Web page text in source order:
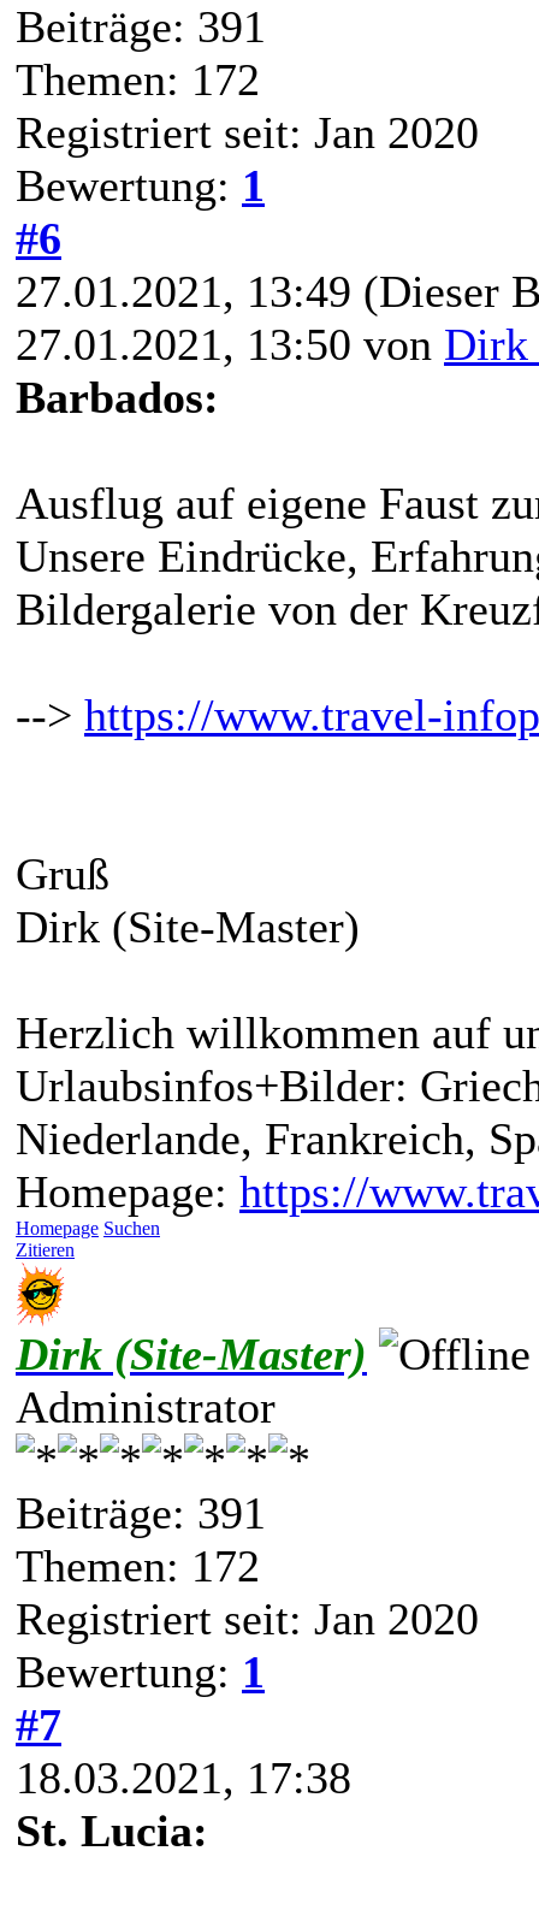
Beiträge: 391
Themen: 172
Registriert seit: Jan 2020
Bewertung: 1
#6
27.01.2021, 13:49 (Dieser
27.01.2021, 13:50 von Dirk
Barbados:
Ausflug auf eigene Faust
Unsere Eindrücke,
Bildergalerie von der
--> https://www.travel-
Gruß
Dirk (Site-Master)
Herzlich willkommen auf
Urlaubsinfos+Bilder:
Niederlande, Frankreich,
Homepage: https://
Homepage Suchen
Zitieren
Dirk (Site-Master)
Administrator
Beiträge: 391
Themen: 172
Registriert seit: Jan 2020
Bewertung: 1
#7
18.03.2021, 17:38
St. Lucia: